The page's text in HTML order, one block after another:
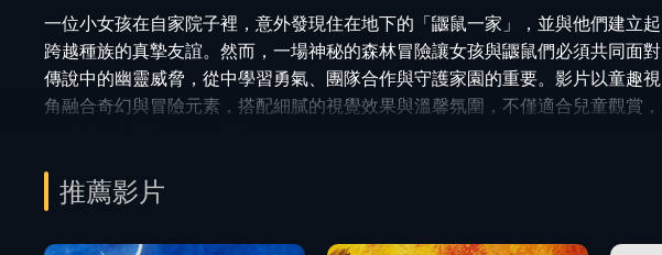
一位小女孩在自家院子裡，意外發現住在地下的「鼴鼠一家」，並與他們建立起
跨越種族的真摯友誼。然而，一場神秘的森林冒險讓女孩與鼴鼠們必須共同面對
傳說中的幽靈威脅，從中學習勇氣、團隊合作與守護家園的重要。影片以童趣視
角融合奇幻與冒險元素，搭配細膩的視覺效果與溫馨氛圍，不僅適合兒童觀賞，
推薦影片